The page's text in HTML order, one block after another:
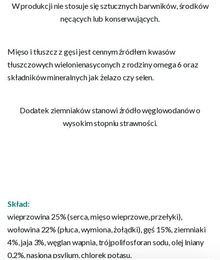
W produkcji nie stosuje się sztucznych barwników, środków
nęcących lub konserwujących.
Mięso i tłuszcz z gęsi jest cennym źródłem kwasów
tłuszczowych wielonienasyconych z rodziny omega 6 oraz
składników mineralnych jak żelazo czy selen.
Dodatek ziemniaków stanowi źródło węglowodanów o
wysokim stopniu strawności.
Skład:
wieprzowina 25% (serca, mięso wieprzowe, przełyki),
wołowina 22% (płuca, wymiona, żołądki), gęś 15%, ziemniaki
4%, jaja 3%, węglan wapnia, trójpolifosforan sodu, olej lniany
0,2%, nasiona psylium, chlorek potasu.